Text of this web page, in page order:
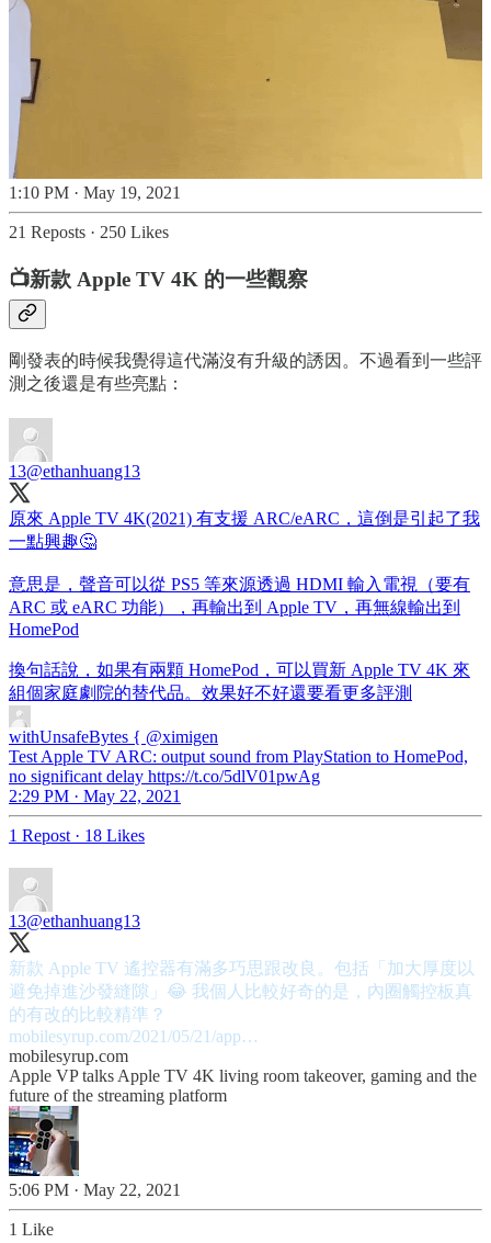
1:10 PM · May 19, 2021
21 Reposts · 250 Likes
📺新款 Apple TV 4K 的一些觀察
剛發表的時候我覺得這代滿沒有升級的誘因。不過看到一些評
測之後還是有些亮點：
13@ethanhuang13
原來 Apple TV 4K(2021) 有支援 ARC/eARC，這倒是引起了我
一點興趣🤔
意思是，聲音可以從 PS5 等來源透過 HDMI 輸入電視（要有
ARC 或 eARC 功能），再輸出到 Apple TV，再無線輸出到
HomePod
換句話說，如果有兩顆 HomePod，可以買新 Apple TV 4K 來
組個家庭劇院的替代品。效果好不好還要看更多評測
withUnsafeBytes { @ximigen
Test Apple TV ARC: output sound from PlayStation to HomePod,
no significant delay https://t.co/5dlV01pwAg
2:29 PM · May 22, 2021
1 Repost · 18 Likes
13@ethanhuang13
新款 Apple TV 遙控器有滿多巧思跟改良。包括「加大厚度以
避免掉進沙發縫隙」😂 我個人比較好奇的是，內圈觸控板真
mobilesyrup.com/2021/05/21/app…
mobilesyrup.com
Apple VP talks Apple TV 4K living room takeover, gaming and the
future of the streaming platform
5:06 PM · May 22, 2021
1 Like